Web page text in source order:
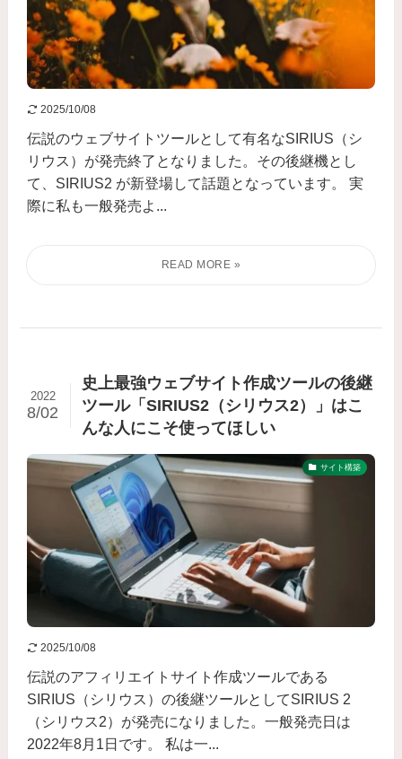
2025/10/08
伝説のウェブサイトツールとして有名なSIRIUS（シ
リウス）が発売終了となりました。その後継機とし
て、SIRIUS2 が新登場して話題となっています。 実
際に私も一般発売よ...
史上最強ウェブサイト作成ツールの後継
ツール「SIRIUS2（シリウス2）」はこ
んな人にこそ使ってほしい
2022
8/02
サイト構築
2025/10/08
伝説のアフィリエイトサイト作成ツールである
SIRIUS（シリウス）の後継ツールとしてSIRIUS 2
（シリウス2）が発売になりました。一般発売日は
2022年8月1日です。 私は一...